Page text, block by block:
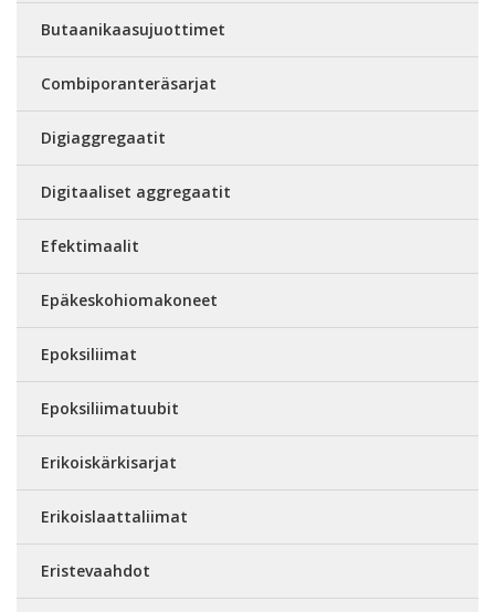
Butaanikaasujuottimet
Combiporanteräsarjat
Digiaggregaatit
Digitaaliset aggregaatit
Efektimaalit
Epäkeskohiomakoneet
Epoksiliimat
Epoksiliimatuubit
Erikoiskärkisarjat
Erikoislaattaliimat
Eristevaahdot